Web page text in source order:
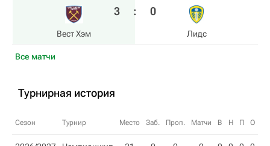
Все матчи
Вест Хэм
3 : 0
Лидс
Турнирная история
Сезон Турнир Место Заб. Проп. Матчи В Н П О